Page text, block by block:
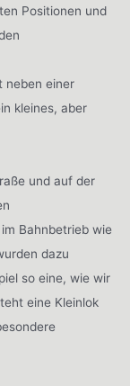
Positionen und
neben einer
kleines, aber
und auf der
Bahnbetrieb wie
dazu
so eine, wie wir
eine Kleinlok